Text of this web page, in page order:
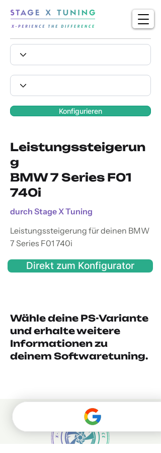
Konfigurieren
Leistungssteigerun
g
BMW 7 Series F01
740i
durch Stage X Tuning
Leistungssteigerung für deinen BMW
7 Series F01 740i
Direkt zum Konfigurator
Wähle deine PS-Variante
und erhalte weitere
Informationen zu
deinem Softwaretuning.